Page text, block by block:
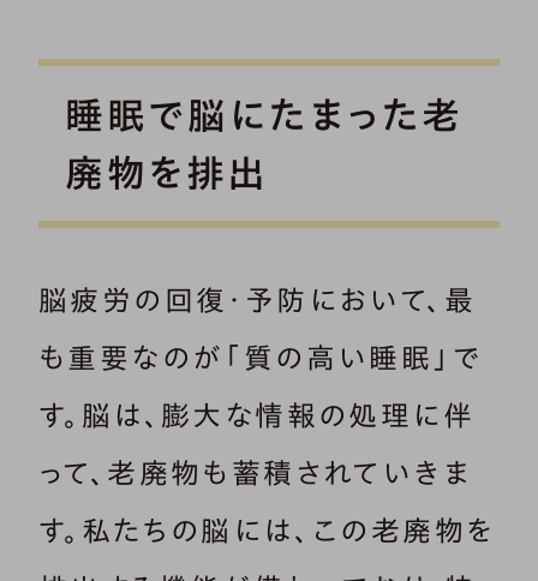
睡眠で脳にたまった老
廃物を排出
脳疲労の回復・予防において、最
も重要なのが「質の高い睡眠」で
す。脳は、膨大な情報の処理に伴
って、老廃物も蓄積されていきま
す。私たちの脳には、この老廃物を